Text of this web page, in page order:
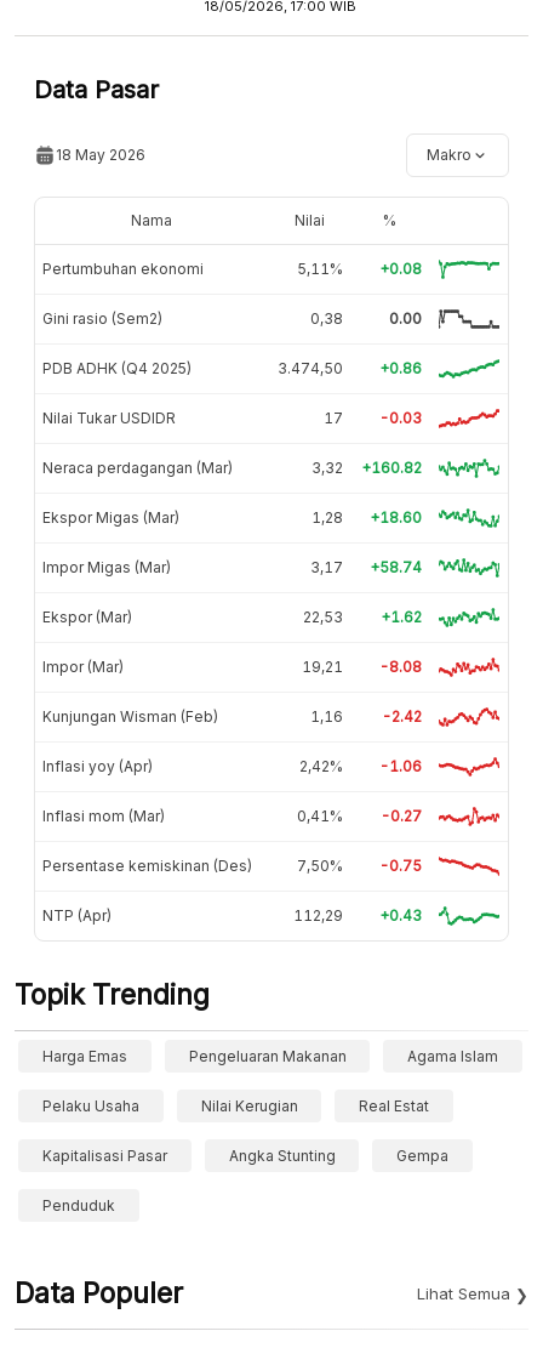
18/05/2026, 17:00 WIB
Data Pasar
18 May 2026 Makro
Nama Nilai %
Pertumbuhan ekonomi 5,11% +0.08
Gini rasio (Sem2) 0,38 0.00
PDB ADHK (Q4 2025) 3.474,50 +0.86
Nilai Tukar USDIDR 17 -0.03
Neraca perdagangan (Mar) 3,32 +160.82
Ekspor Migas (Mar) 1,28 +18.60
Impor Migas (Mar) 3,17 +58.74
Ekspor (Mar) 22,53 +1.62
Impor (Mar) 19,21 -8.08
Kunjungan Wisman (Feb) 1,16 -2.42
Inflasi yoy (Apr) 2,42% -1.06
Inflasi mom (Mar) 0,41% -0.27
Persentase kemiskinan (Des) 7,50% -0.75
NTP (Apr) 112,29 +0.43
Topik Trending
Harga Emas Pengeluaran Makanan Agama Islam
Pelaku Usaha Nilai Kerugian Real Estat
Kapitalisasi Pasar Angka Stunting Gempa
Penduduk
Data Populer Lihat Semua